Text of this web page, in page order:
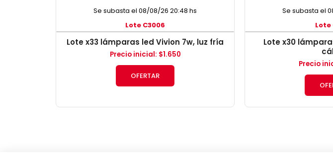
Se subasta el 08/08/26 20:48 hs
Lote C3006
Lote x33 lámparas led Vivion 7w, luz fría
Precio inicial: $1.650
OFERTAR
Se subasta el
Lote
Lote x30
Precio